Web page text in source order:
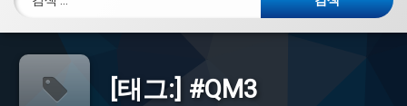
[태그:] #QM3